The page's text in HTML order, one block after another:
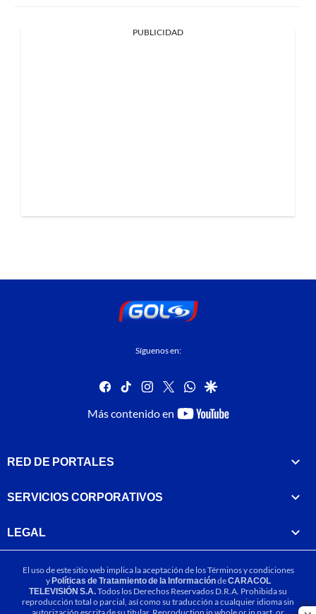
PUBLICIDAD
Síguenos en:
facebook
tiktok instagram
twitterwhatsapp
google
Más contenido en
youtube-
RED DE PORTALES
SERVICIOS CORPORATIVOS
LEGAL
El uso de este sitio web implica la aceptación de losTérminos y condiciones
yPolíticas de Tratamiento de la InformacióndeCARACOL
TELEVISIÓN S.A.Todos los Derechos Reservados D.R.A. Prohibida su
reproducción total o parcial, así como su traducción a cualquier idioma sin